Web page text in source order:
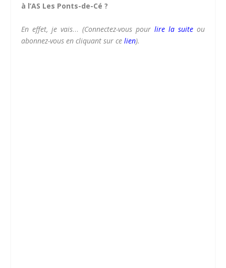
à l’AS Les Ponts-de-Cé ?
En effet, je vais… (Connectez-vous pour lire la suiteou
abonnez-vous en cliquant sur celien).